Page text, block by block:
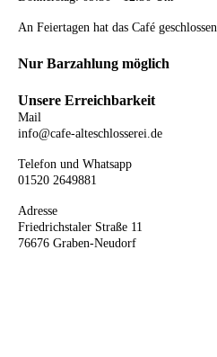
An Feiertagen hat das Café geschlossen.
Nur Barzahlung möglich
Unsere Erreichbarkeit
Mail
info@cafe-alteschlosserei.de
Telefon und Whatsapp
01520 2649881
Adresse
Friedrichstaler Straße 11
76676 Graben-Neudorf